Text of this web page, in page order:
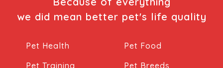
we did mean better pet's life quality
Pet Health
Pet Food
Pet Training
Pet Breeds